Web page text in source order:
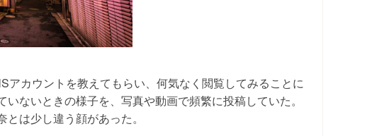
アカウントを教えてもらい、何気なく閲覧してみることに
いないときの様子を、写真や動画で頻繁に投稿していた。
は少し違う顔があった。